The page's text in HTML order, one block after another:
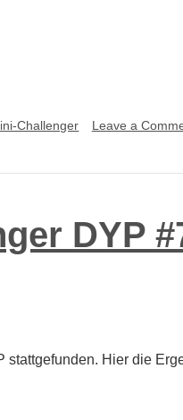
Challenger Leave a
DYP
stattgefunden. Hier die